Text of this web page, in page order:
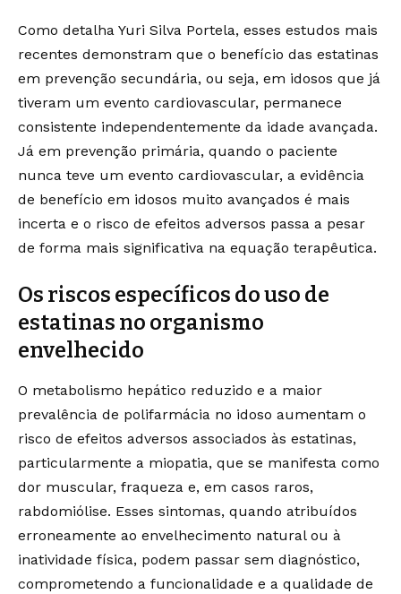
Como detalha Yuri Silva Portela, esses estudos mais
recentes demonstram que o benefício das estatinas
em prevenção secundária, ou seja, em idosos que já
tiveram um evento cardiovascular, permanece
consistente independentemente da idade avançada.
Já em prevenção primária, quando o paciente
nunca teve um evento cardiovascular, a evidência
de benefício em idosos muito avançados é mais
incerta e o risco de efeitos adversos passa a pesar
de forma mais significativa na equação terapêutica.
Os riscos específicos do uso de
estatinas no organismo
envelhecido
O metabolismo hepático reduzido e a maior
prevalência de polifarmácia no idoso aumentam o
risco de efeitos adversos associados às estatinas,
particularmente a miopatia, que se manifesta como
dor muscular, fraqueza e, em casos raros,
rabdomiólise. Esses sintomas, quando atribuídos
erroneamente ao envelhecimento natural ou à
inatividade física, podem passar sem diagnóstico,
comprometendo a funcionalidade e a qualidade de